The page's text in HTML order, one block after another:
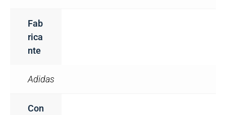
Fab
Rica
Nte
Adidas
Con